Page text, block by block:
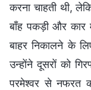
करना चाहती थी,
बाँह पकड़ी और कार
बाहर निकालने के
उन्होंने दूसरों को
परमेश्वर से नफरत